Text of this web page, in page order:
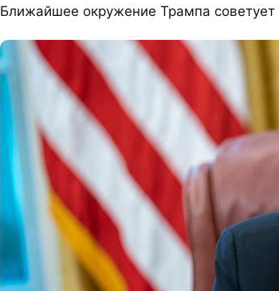
Ближайшее окружение Трампа